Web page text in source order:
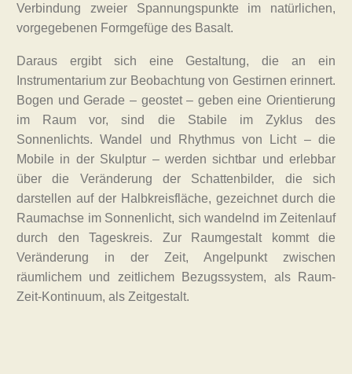
Verbindung zweier Spannungspunkte im natürlichen,
vorgegebenen Formgefüge des Basalt.
Daraus ergibt sich eine Gestaltung, die an ein
Instrumentarium zur Beobachtung von Gestirnen erinnert.
Bogen und Gerade – geostet – geben eine Orientierung
im Raum vor, sind die Stabile im Zyklus des
Sonnenlichts. Wandel und Rhythmus von Licht – die
Mobile in der Skulptur – werden sichtbar und erlebbar
über die Veränderung der Schattenbilder, die sich
darstellen auf der Halbkreisfläche, gezeichnet durch die
Raumachse im Sonnenlicht, sich wandelnd im Zeitenlauf
durch den Tageskreis. Zur Raumgestalt kommt die
Veränderung in der Zeit, Angelpunkt zwischen
räumlichem und zeitlichem Bezugssystem, als Raum-
Zeit-Kontinuum, als Zeitgestalt.